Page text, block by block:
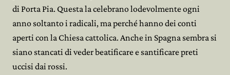
di Porta Pia. Questa la celebrano lodevolmente ogni
anno soltanto i radicali, ma perché hanno dei conti
aperti con la Chiesa cattolica. Anche in Spagna sembra si
siano stancati di veder beatificare e santificare preti
uccisi dai rossi.